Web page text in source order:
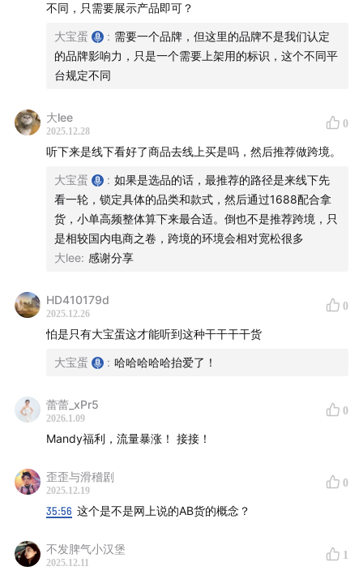
38:37 | 内贸批发平台深度解析：如何像专业人士一样
使用1688和义乌购？如何识别真正的“超级工厂”？
47:15| 颠覆认知的供应链真相：为什么山东生产的配
件，在义乌拿货可能比去山东还便宜？
音、小红书、拼多多的真实生态与入场门槛。
53:49| 给普通创业者的真心建议：为什么内容电商
局”的重要性。
58:21
| 原创者的窘境：为什么在国内市场，原创设计
常常难以形成壁垒？
01:00:07| 下期预告：下一期，我们将把目光转向更广
不同，只需要展示产品即可？
大宝蛋 : 需要一个品牌，但这里的品牌不是我们认定
的品牌影响力，只是一个需要上架用的标识，这个不同平
台规定不同
大lee
2025.12.28
0
听下来是线下看好了商品去线上买是吗，然后推荐做跨境。
大宝蛋 : 如果是选品的话，最推荐的路径是来线下先
看一轮，锁定具体的品类和款式，然后通过1688配合拿
货，小单高频整体算下来最合适。倒也不是推荐跨境，只
是相较国内电商之卷，跨境的环境会相对宽松很多
大lee: 感谢分享
HD410179d
2025.12.26
0
怕是只有大宝蛋这才能听到这种干干干干货
大宝蛋 : 哈哈哈哈哈抬爱了！
蕾蕾_xPr5
2026.1.09
0
Mandy福利，流量暴涨！ 接接！
歪歪与滑稽剧
2025.12.19
0
35:56 这个是不是网上说的AB货的概念？
不发脾气小汉堡
2025.12.11
1